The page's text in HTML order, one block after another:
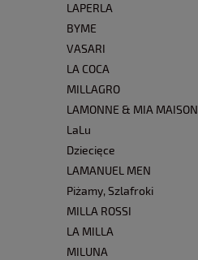
LAPERLA
BYME
VASARI
LA COCA
MILLAGRO
LAMONNE & MIA MAISON
LaLu
Dziecięce
LAMANUEL MEN
Piżamy, Szlafroki
MILLA ROSSI
LA MILLA
MILUNA